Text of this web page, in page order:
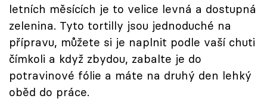
Sledujte prima+
Přihlášení
Sledujte nás
letních měsících je to velice levná a dostupná
zelenina. Tyto tortilly jsou jednoduché na
přípravu, můžete si je naplnit podle vaší chuti
čímkoli a když zbydou, zabalte je do
potravinové fólie a máte na druhý den lehký
oběd do práce.